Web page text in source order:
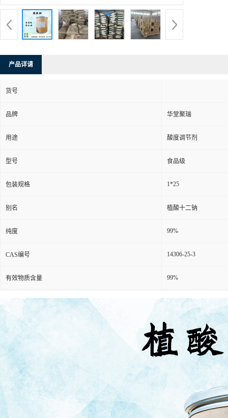
产品详请
货号
品牌 华堂聚瑞
用途 酸度调节剂
型号 食品级
包装规格 1*25
别名 植酸十二钠
纯度 99%
CAS编号 14306-25-3
有效物质含量 99%